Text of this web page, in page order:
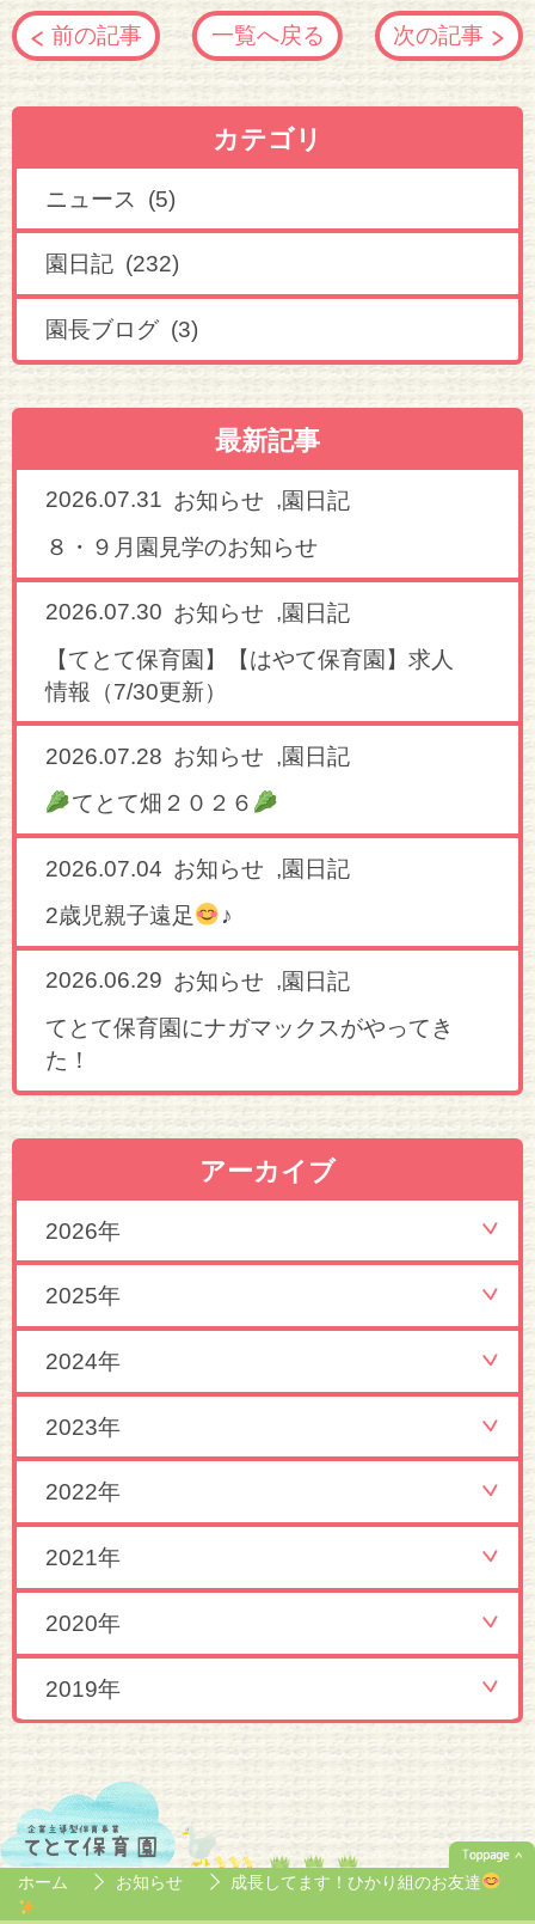
前の記事 一覧へ戻る 次の記事
カテゴリ
ニュース (5)
園日記 (232)
園長ブログ (3)
最新記事
2026.07.31 お知らせ ,園日記
８・９月園見学のお知らせ
2026.07.30 お知らせ ,園日記
【てとて保育園】【はやて保育園】求人
情報（7/30更新）
2026.07.28 お知らせ ,園日記
てとて畑２０２６
2026.07.04 お知らせ ,園日記
2歳児親子遠足
♪
2026.06.29 お知らせ ,園日記
てとて保育園にナガマックスがやってき
た！
アーカイブ
2026年
2025年
2024年
2023年
2022年
2021年
2020年
2019年
ホーム お知らせ 成長してます！ひかり組のお友達